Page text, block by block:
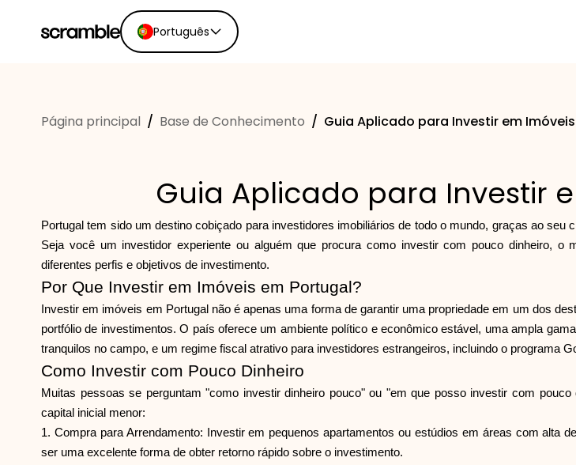
Português
Español
Deutsch
Eesti keel
Página principal / Base de Conhecimento / Guia Aplicado para Investir em
Guia Aplicado para Investir
Portugal tem sido um destino cobiçado para investidores imobiliários de todo o mundo, graças ao
Seja você um investidor experiente ou alguém que procura como investir com pouco dinheiro, o
diferentes perfis e objetivos de investimento.
Por Que Investir em Imóveis em Portugal?
Investir em imóveis em Portugal não é apenas uma forma de garantir uma propriedade em um dos
portfólio de investimentos. O país oferece um ambiente político e econômico estável, uma ampla
tranquilos no campo, e um regime fiscal atrativo para investidores estrangeiros, incluindo o programa
Como Investir com Pouco Dinheiro
Muitas pessoas se perguntam "como investir dinheiro pouco" ou "em que posso investir com
capital inicial menor:
1. Compra para Arrendamento: Investir em pequenos apartamentos ou estúdios em áreas com alta
ser uma excelente forma de obter retorno rápido sobre o investimento.